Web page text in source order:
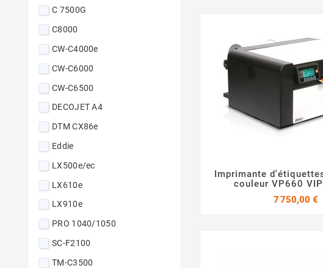
C 7500G
C8000
CW-C4000e
CW-C6000
CW-C6500
DECOJET A4
DTM CX86e
Eddie
LX500e/ec
LX610e
LX910e
PRO 1040/1050
SC-F2100
TM-C3500
 
Imprimante
couleur VP660 VIP
7 750,00 €